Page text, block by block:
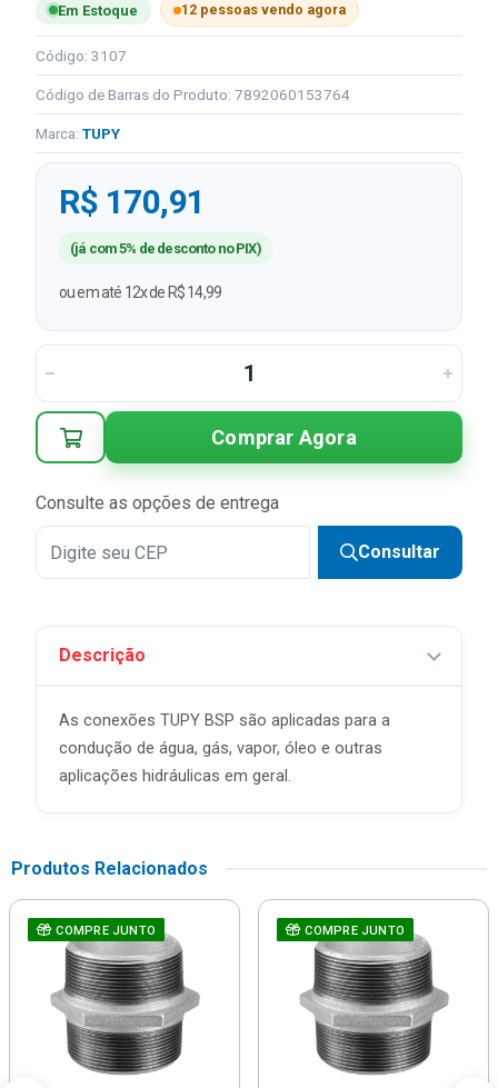
Em Estoque 12 pessoas vendo agora
Código: 3107
Código de Barras do Produto: 7892060153764
Marca: TUPY
R$ 170,91
(já com 5% de desconto no PIX)
ou em até 12x de R$ 14,99
Comprar Agora
Consulte as opções de entrega
Consultar
Descrição
As conexões TUPY BSP são aplicadas para a
condução de água, gás, vapor, óleo e outras
aplicações hidráulicas em geral.
Produtos Relacionados
COMPRE JUNTO COMPRE JUNTO